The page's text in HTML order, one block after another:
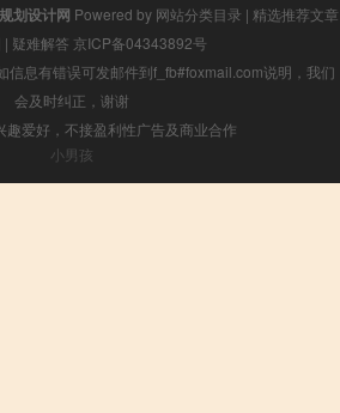
划设计网 Powered by 网站分类目录 | 精选推荐文章
| 疑难解答 京ICP备04343892号
信息有错误可发邮件到f_fb#foxmail.com说明，我们
会及时纠正，谢谢
趣爱好，不接盈利性广告及商业合作
小男孩